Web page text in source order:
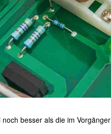
besser als die im Vorgänger